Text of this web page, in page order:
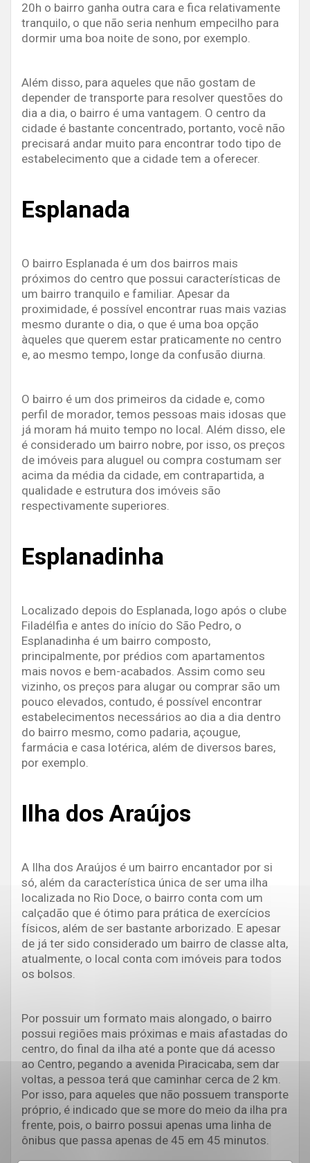
20h o bairro ganha outra cara e fica relativamente
tranquilo, o que não seria nenhum empecilho para
dormir uma boa noite de sono, por exemplo.
Além disso, para aqueles que não gostam de
depender de transporte para resolver questões do
dia a dia, o bairro é uma vantagem. O centro da
cidade é bastante concentrado, portanto, você não
precisará andar muito para encontrar todo tipo de
estabelecimento que a cidade tem a oferecer.
Esplanada
O bairro Esplanada é um dos bairros mais
próximos do centro que possui características de
um bairro tranquilo e familiar. Apesar da
proximidade, é possível encontrar ruas mais vazias
mesmo durante o dia, o que é uma boa opção
àqueles que querem estar praticamente no centro
e, ao mesmo tempo, longe da confusão diurna.
O bairro é um dos primeiros da cidade e, como
perfil de morador, temos pessoas mais idosas que
já moram há muito tempo no local. Além disso, ele
é considerado um bairro nobre, por isso, os preços
de imóveis para aluguel ou compra costumam ser
acima da média da cidade, em contrapartida, a
qualidade e estrutura dos imóveis são
respectivamente superiores.
Esplanadinha
Localizado depois do Esplanada, logo após o clube
Filadélfia e antes do início do São Pedro, o
Esplanadinha é um bairro composto,
principalmente, por prédios com apartamentos
mais novos e bem-acabados. Assim como seu
vizinho, os preços para alugar ou comprar são um
pouco elevados, contudo, é possível encontrar
estabelecimentos necessários ao dia a dia dentro
do bairro mesmo, como padaria, açougue,
farmácia e casa lotérica, além de diversos bares,
por exemplo.
Ilha dos Araújos
A Ilha dos Araújos é um bairro encantador por si
só, além da característica única de ser uma ilha
localizada no Rio Doce, o bairro conta com um
calçadão que é ótimo para prática de exercícios
físicos, além de ser bastante arborizado. E apesar
de já ter sido considerado um bairro de classe alta,
atualmente, o local conta com imóveis para todos
os bolsos.
Por possuir um formato mais alongado, o bairro
possui regiões mais próximas e mais afastadas do
centro, do final da ilha até a ponte que dá acesso
ao Centro, pegando a avenida Piracicaba, sem dar
voltas, a pessoa terá que caminhar cerca de 2 km.
Por isso, para aqueles que não possuem transporte
próprio, é indicado que se more do meio da ilha pra
frente, pois, o bairro possui apenas uma linha de
ônibus que passa apenas de 45 em 45 minutos.